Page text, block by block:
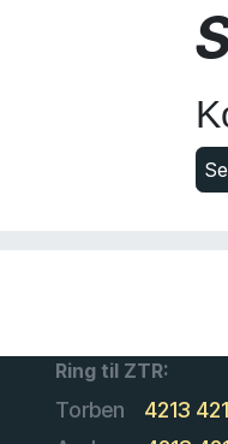
Ring til ZTR:
Torben
4213